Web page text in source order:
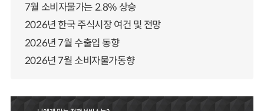
7월 소비자물가는 2.8% 상승
2026년 한국 주식시장 여건 및 전망
2026년 7월 수출입 동향
2026년 7월 소비자물가동향